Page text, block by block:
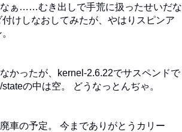
ぁ……むき出しで手荒に扱ったせいだな
けしなおしてみたが、やはりスピンア
かったが、kernel-2.6.22でサスペンドで
の中は空。 どうなっとんぢゃ。
車の予定。 今までありがとうカリー